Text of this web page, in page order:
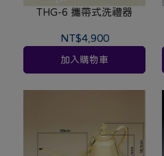
THG-6 攜帶式洗禮器
NT$4,900
加入購物車